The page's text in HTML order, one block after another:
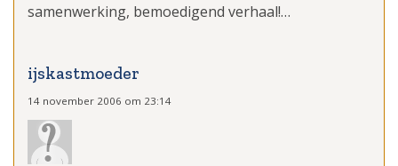
samenwerking, bemoedigend verhaal!…
ijskastmoeder
14 november 2006 om 23:14